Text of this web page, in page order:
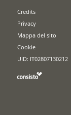
Credits
Privacy
Mappa del sito
Cookie
UID: IT02807130212